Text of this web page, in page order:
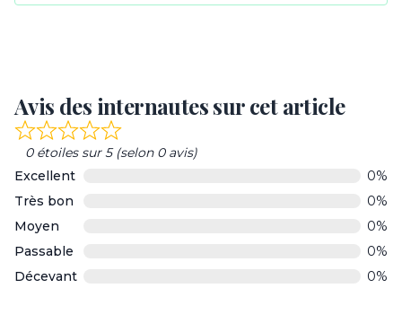
Avis des internautes sur cet article
Rated
0
out
of
0 étoiles sur 5 (selon 0 avis)
Excellent
0%
Très bon
0%
Moyen
0%
Passable
0%
Décevant
0%